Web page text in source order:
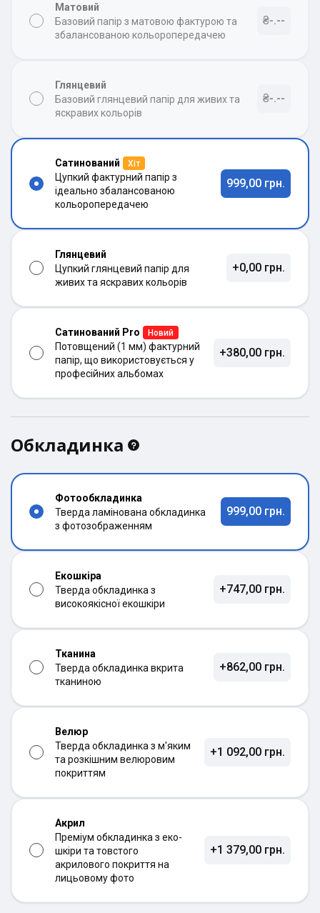
Матовий
Базовий папір з матовою фактурою та
збалансованою кольоропередачею
₴-.--
Глянцевий
Базовий глянцевий папір для живих та
яскравих кольорів
₴-.--
Сатинований Хіт
Цупкий фактурний папір з
ідеально збалансованою
кольоропередачею
999,00 грн.
Глянцевий
Цупкий глянцевий папір для
живих та яскравих кольорів
+0,00 грн.
Сатинований Pro Новий
Потовщений (1 мм) фактурний
папір, що використовується у
професійних альбомах
+380,00 грн.
Обкладинка
Фотообкладинка
Тверда ламінована обкладинка
з фотозображенням
999,00 грн.
Екошкіра
Тверда обкладинка з
високоякісної екошкіри
+747,00 грн.
Тканина
Тверда обкладинка вкрита
тканиною
+862,00 грн.
Велюр
Тверда обкладинка з м'яким
та розкішним велюровим
покриттям
+1 092,00 грн.
Акрил
Преміум обкладинка з еко-
шкіри та товстого
акрилового покриття на
лицьовому фото
+1 379,00 грн.